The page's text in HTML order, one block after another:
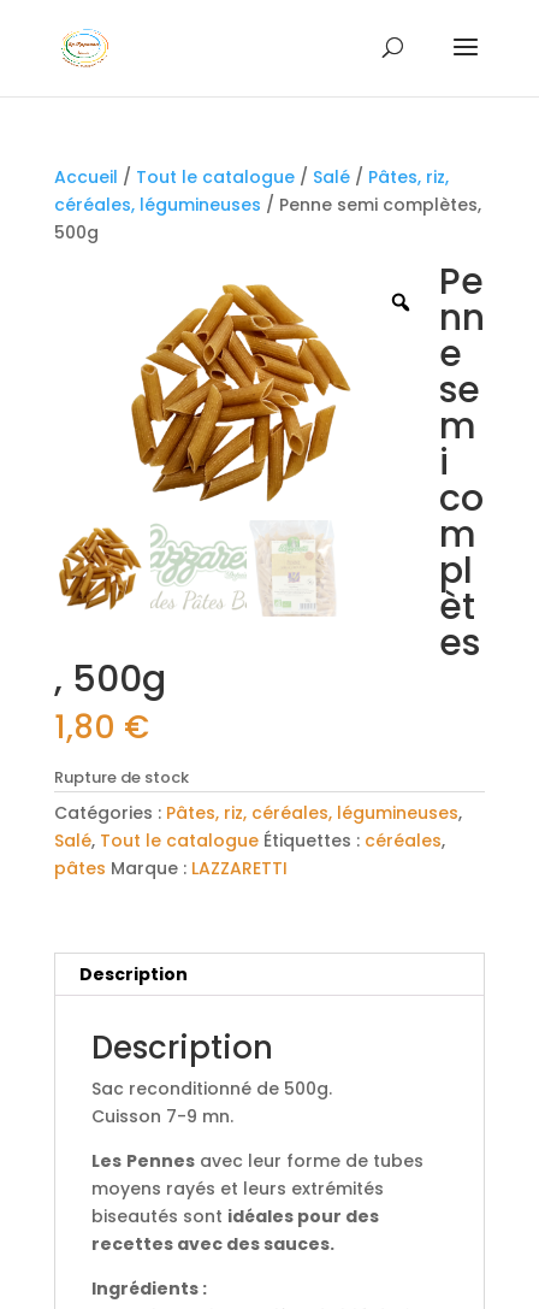
Accueil / Tout le catalogue/ Salé/ Pâtes, riz,
céréales, légumineuses / Penne semi complètes,
500g
Pe
nn
e
se
m
i
co
m
pl
èt
es
, 500g
1,80 €
Rupture de stock
Catégories : Pâtes, riz, céréales, légumineuses,
Salé, Tout le catalogue Étiquettes : céréales,
pâtes Marque : LAZZARETTI
Description
Description
Sac reconditionné de 500g.
Cuisson 7-9 mn.
Les Pennesavec leur forme de tubes
moyens rayés et leurs extrémités
biseautés sont idéales pour des
recettes avec des sauces.
Ingrédients :